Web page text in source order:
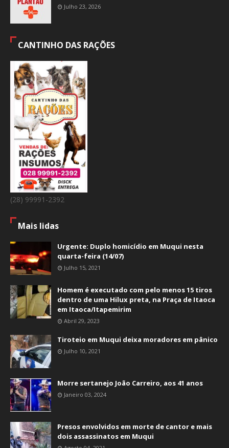
Julho 23, 2026
CANTINHO DAS RAÇÕES
(28) 99991-2392
Mais lidas
Urgente: Duplo homicídio em Muqui nesta
quarta-feira (14/07)
Julho 15, 2021
Homem é executado com pelo menos 15 tiros
dentro de uma Hilux preta, na Praça de Itaoca
em Itaoca/Itapemirim
Abril 29, 2023
Tiroteio em Muqui deixa moradores em pânico
Julho 10, 2021
Morre sertanejo João Carreiro, aos 41 anos
Janeiro 03, 2024
Presos envolvidos em morte de cantor e mais
dois assassinatos em Muqui